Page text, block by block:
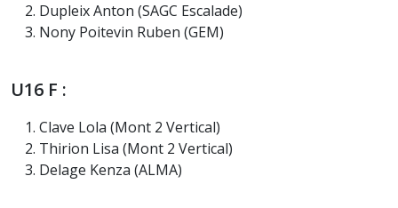
Dupleix Anton (SAGC Escalade)
Nony Poitevin Ruben (GEM)
U16 F :
Clave Lola (Mont 2 Vertical)
Thirion Lisa (Mont 2 Vertical)
Delage Kenza (ALMA)